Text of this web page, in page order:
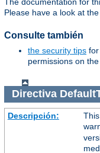
The documentation for
Please have a look at
Consulte también
the security tips
permissions on the
Directiva
Descripción: